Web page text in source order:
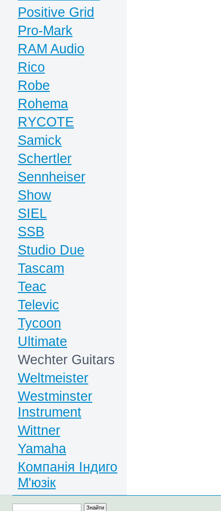
Positive Grid
Pro-Mark
RAM Audio
Rico
Robe
Rohema
RYCOTE
Samick
Schertler
Sennheiser
Show
SIEL
SSB
Studio Due
Tascam
Teac
Televic
Tycoon
Ultimate
Wechter Guitars
Weltmeister
Westminster
Instrument
Wittner
Yamaha
Компанія Індиго
М'юзік